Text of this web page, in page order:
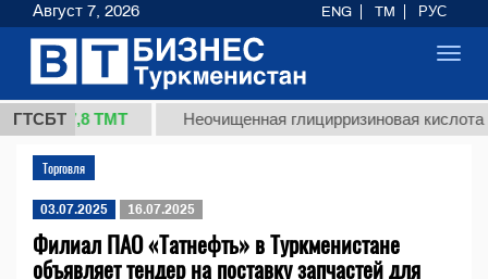
ГТСБТ
(кг.) 37,8 ТМТ Неочищенная глицирризиновая кислота
Торговля
03.07.2025 16.07.2025
Филиал ПАО «Татнефть» в Туркменистане
объявляет тендер на поставку запчастей для
Август 7, 2026 ENG TM РУС